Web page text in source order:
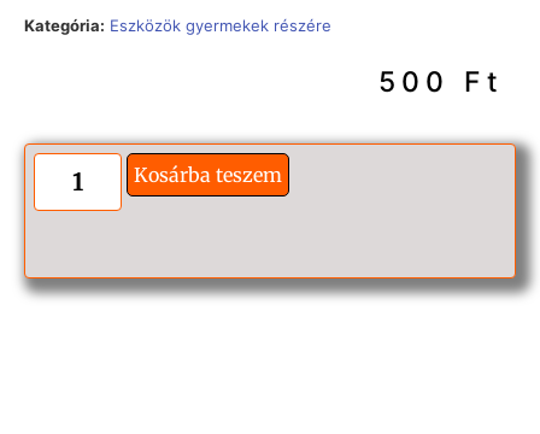
Kategória: Eszközök gyermekek részére
500 Ft
Kosárba teszem